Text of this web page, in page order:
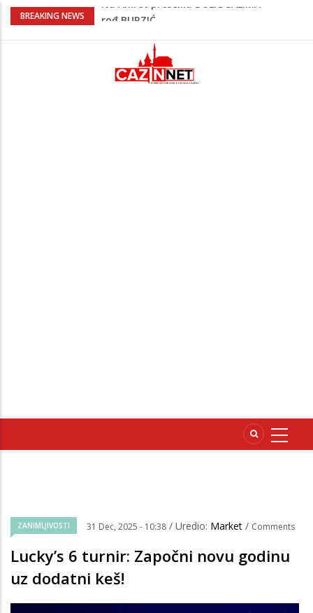
BREAKING NEWS
Na Ahiret preselila Krupić Suvada
Bliski istok na ivici nove eskalacije?
Napad na rafineriju Saudi Aramca
ZANIMLJIVOSTI 31 Dec, 2025 - 10:38 / Uredio: Market / Comments
Lucky’s 6 turnir: Započni novu godinu
uz dodatni keš!